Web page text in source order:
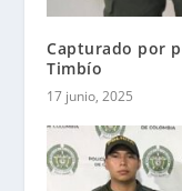
Capturado por
Timbío
17 junio, 2025